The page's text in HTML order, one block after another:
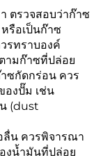
ตรวจสอบว่าก๊าซ
รือเป็นก๊าซ
รทราบองค์
ามก๊าซที่ปล่อย
ซกัดกร่อน ควร
องปั๊ม เช่น
(dust
น ควรพิจารณา
งน้ำมันที่ปล่อย